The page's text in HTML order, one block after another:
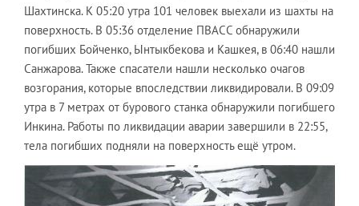
Шахтинска. К 05:20 утра 101 человек выехали из шахты на
поверхность. В 05:36 отделение ПВАСС обнаружили
погибших Бойченко, Ынтыкбекова и Кашкея, в 06:40 нашли
Санжарова. Также спасатели нашли несколько очагов
возгорания, которые впоследствии ликвидировали. В 09:09
утра в 7 метрах от бурового станка обнаружили погибшего
Инкина. Работы по ликвидации аварии завершили в 22:55,
тела погибших подняли на поверхность ещё утром.